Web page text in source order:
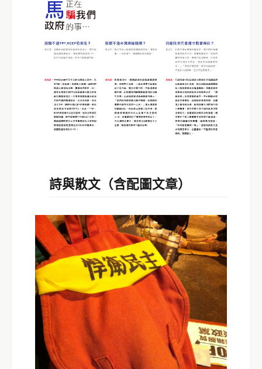
詩與散文（含配圖文章）